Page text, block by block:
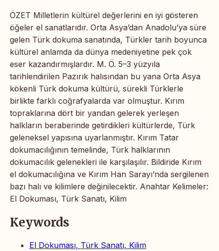
ÖZET Milletlerin kültürel değerlerini en iyi gösteren
öğeler el sanatlarıdır. Orta Asya’dan Anadolu’ya süre
gelen Türk dokuma sanatında, Türkler tarih boyunca
kültürel anlamda da dünya medeniyetine pek çok
eser kazandırmışlardır. M. Ö. 5–3 yüzyıla
tarihlendirilen Pazırık halısından bu yana Orta Asya
kökenli Türk dokuma kültürü, sürekli Türklerle
birlikte farklı coğrafyalarda var olmuştur. Kırım
topraklarına dört bir yandan gelerek yerleşen
halkların beraberinde getirdikleri kültürlerde, Türk
geleneksel yapısına uyarlanmıştır. Kırım Tatar
dokumacılığının temelinde, Türk halklarının
dokumacılık gelenekleri ile karşılaşılır. Bildiride Kırım
el dokumacılığına ve Kırım Han Sarayı’nda sergilenen
bazı halı ve kilimlere değinilecektir. Anahtar Kelimeler:
El Dokuması, Türk Sanatı, Kilim
Keywords
El Dokuması, Türk Sanatı, Kilim